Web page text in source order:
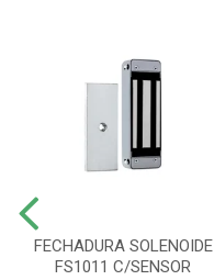
FECHADURA SOLENOIDE
FS1011 C/SENSOR